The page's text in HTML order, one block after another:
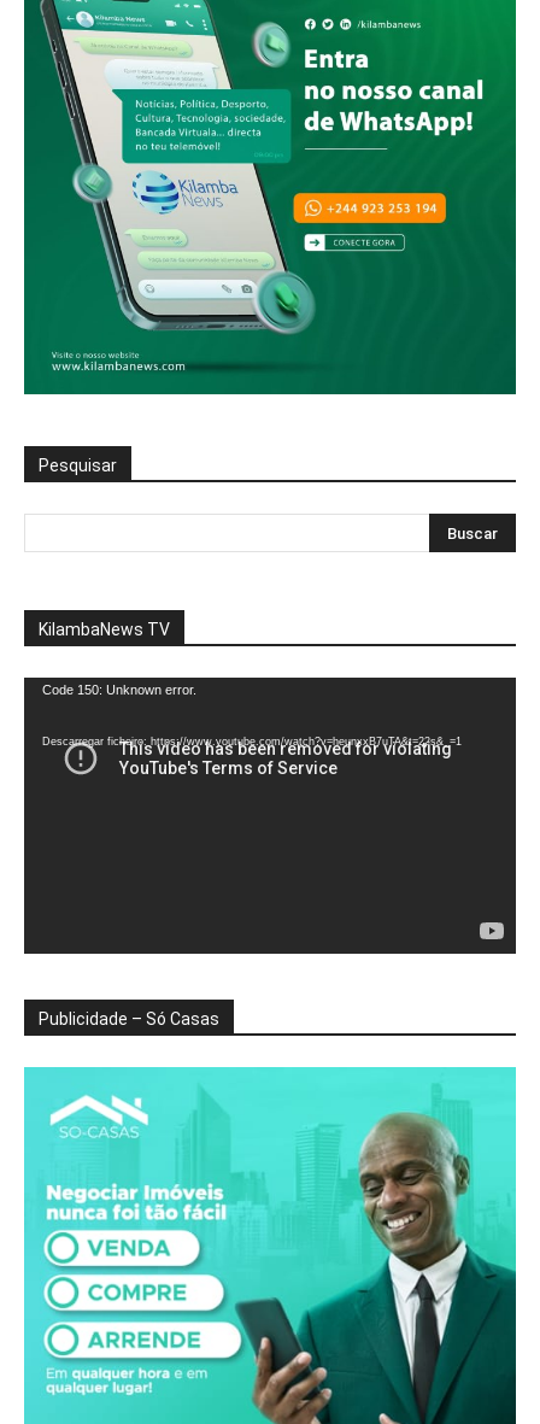
Pesquisar
KilambaNews TV
Reprodutor
vídeo
Code 150: Unknown error.
Descarregar ficheiro: https://www.youtube.com/watch?v=heunxxB7uTA&t=22s&_=1
Publicidade – Só Casas